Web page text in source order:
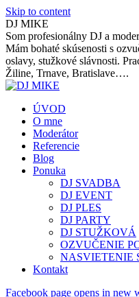
Skip to content
DJ MIKE
Som profesionálny DJ a
Mám bohaté skúsenosti s
oslavy, stužkové slávnosti.
Žiline, Trnave, Bratislave….
ÚVOD
O mne
Moderátor
Referencie
Blog
Ponuka
DJ SVADBA
DJ EVENT
DJ PLES
DJ PARTY
DJ STUŽKOVÁ
OZVUČENIE
NASVIETENIE
Kontakt
Facebook page opens in new